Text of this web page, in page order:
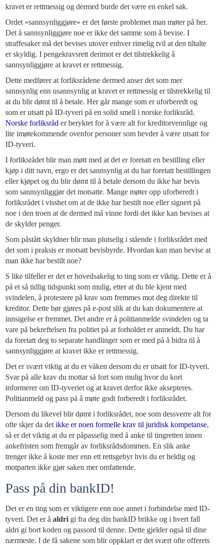
kravet er rettmessig og dermed burde det være en enkel sak.
Ordet «sannsynliggjøre» er det første problemet man møter på her.
Det å sannsynliggjøre noe er ikke det samme som å bevise. I
straffesaker må det bevises utover enhver rimelig tvil at den tiltalte
er skyldig. I pengekravsrett derimot er det tilstrekkelig å
sannsynliggjøre at kravet er rettmessig.
Dette medfører at forliksrådene dermed anser det som mer
sannsynlig enn usannsynlig at kravet er rettmessig er tilstrekkelig til
at du blir dømt til å betale. Her går mange som er uforberedt og
som er utsatt på ID-tyveri på en solid smell i norske forliksråd.
Norske forliksråd er beryktet for å være alt for kreditorvennlige og
lite imøtekommende ovenfor personer som hevder å være utsatt for
ID-tyveri.
I forliksrådet blir man møtt med at det er foretatt en bestilling eller
kjøp i ditt navn, ergo er det sannsynlig at du har foretatt bestillingen
eller kjøpet og du blir dømt til å betale dersom du ikke har bevis
som sannsynliggjør det motsatte. Mange møter opp uforberedt i
forliksrådet i visshet om at de ikke har bestilt noe eller signert på
noe i den troen at de dermed må vinne fordi det ikke kan bevises at
de skylder penger.
Som påstått skyldner blir man plutselig i stående i forliksrådet med
det som i praksis er motsatt bevisbyrde. Hvordan kan man bevise at
man ikke har bestilt noe?
S like tilfeller er det er hovedsakelig to ting som er viktig. Dette er å
på et så tidlig tidspunkt som mulig, etter at du ble kjent med
svindelen, å protestere på krav som fremmes mot deg direkte til
kreditor. Dette bør gjøres på e-post slik at du kan dokumentere at
innsigelse er fremmet. Det andre er å politianmelde svindelen og ta
vare på bekreftelsen fra politiet på at forholdet er anmeldt. Du har
da foretatt deg to separate handlinger som er med på å bidra til å
sannsynliggjøre at kravet ikke er rettmessig.
Det er svært viktig at du er våken dersom du er utsatt for ID-tyveri.
Svar på alle krav du mottar så fort som mulig hvor du kort
informerer om ID-tyveriet og at kravet derfor ikke aksepteres.
Politianmeld og pass på å møte godt forberedt i forliksrådet.
Dersom du likevel blir dømt i forliksrådet, noe som dessverre alt for
ofte skjer da det ikke er noen formelle krav til juridisk kompetanse,
så er det viktig at du er påpasselig med å anke til tingretten innen
ankefristen som fremgår av forliksrådsdommen. En slik anke
trenger ikke å koste mer enn ett rettsgebyr hvis du er heldig og
motparten ikke gjør saken mer omfattende.
Pass på din bankID!
Det er en ting som er viktigere enn noe annet i forbindelse med ID-
tyveri. Det er å aldri gi fra deg din bankID brikke og i hvert fall
aldri gi bort koden og passord til denne. Dette gjelder også til dine
nærmeste. I de få sakene som blir oppklart er det svært ofte offerets